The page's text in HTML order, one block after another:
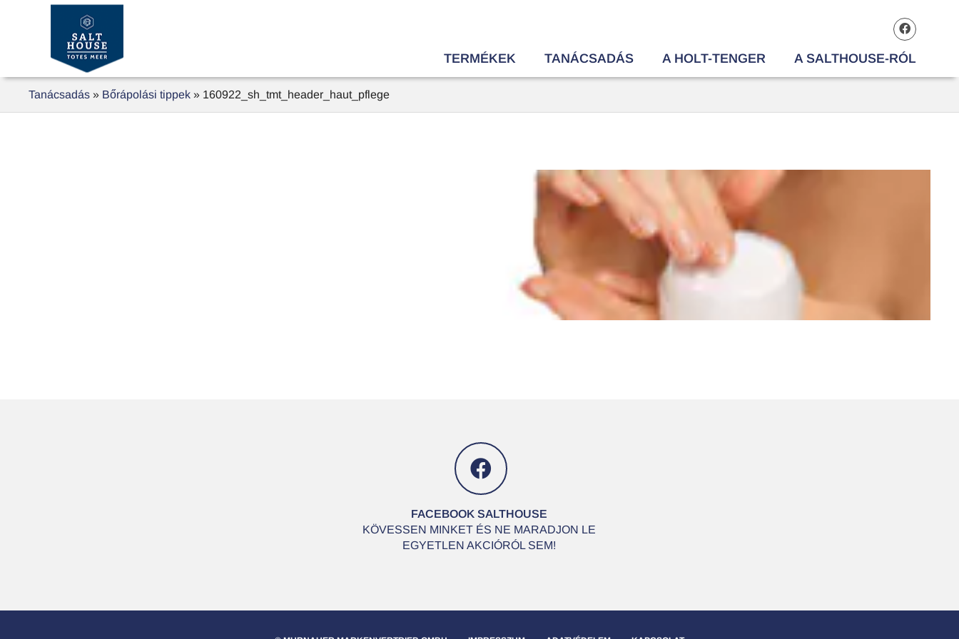
TERMÉKEK TANÁCSADÁS A HOLT-TENGER A SALTHOUSE-RÓL
Tanácsadás » Bőrápolási tippek » 160922_sh_tmt_header_haut_pflege
FACEBOOK SALTHOUSE
KÖVESSEN MINKET ÉS NE MARADJON LE
EGYETLEN AKCIÓRÓL SEM!